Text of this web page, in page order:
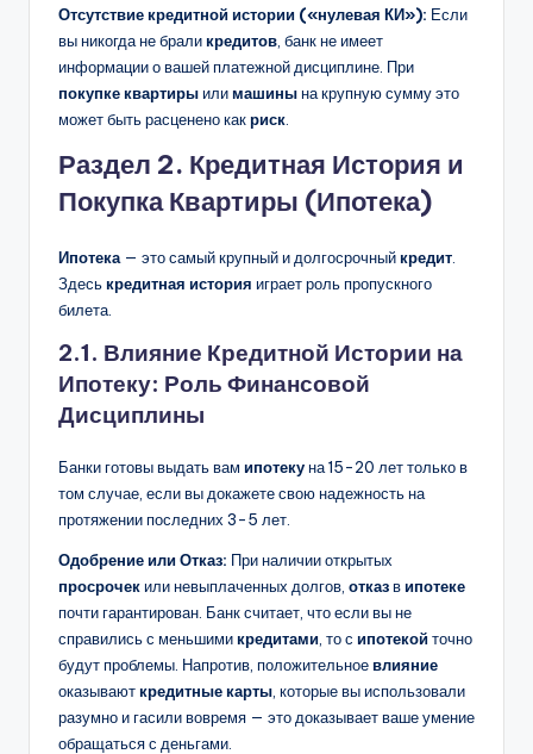
Отсутствие кредитной истории («нулевая КИ»): Если
вы никогда не браликредитов , банк не имеет
информации о вашей платежной дисциплине. При
покупке квартирыилимашинына крупную сумму это
может быть расценено какриск
Раздел 2. Кредитная История и
Покупка Квартиры (Ипотека)
Ипотека — это самый крупный и долгосрочныйкредит
Здеськредитная история играет роль пропускного
билета.
2.1. Влияние Кредитной Истории на
Ипотеку: Роль Финансовой
Дисциплины
Банки готовы выдать вам ипотекуна 15-20 лет только в
том случае, если вы докажете свою надежность на
протяжении последних 3-5 лет.
Одобрение или Отказ: При наличии открытых
просрочекили невыплаченных долгов, отказвипотеке
почти гарантирован. Банк считает, что если вы не
справились с меньшимикредитами , то с ипотекойточно
будут проблемы. Напротив, положительноевлияние
оказываюткредитные карты , которые вы использовали
разумно и гасили вовремя — это доказывает ваше умение
обращаться с деньгами.